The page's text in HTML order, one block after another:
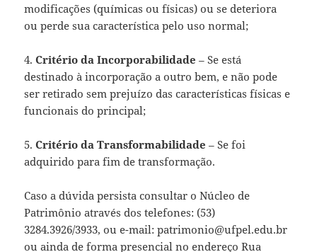
modificações (químicas ou físicas) ou se deteriora
ou perde sua característica pelo uso normal;
4.Critério da Incorporabilidade – Se está
destinado à incorporação a outro bem, e não pode
ser retirado sem prejuízo das características físicas e
funcionais do principal;
5.Critério da Transformabilidade – Se foi
adquirido para fim de transformação.
Caso a dúvida persista consultar o Núcleo de
Patrimônio através dos telefones: (53)
3284.3926/3933, ou e-mail: patrimonio@ufpel.edu.br
ou ainda de forma presencial no endereço Rua